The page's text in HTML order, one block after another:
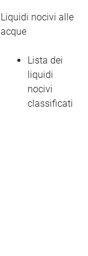
Liquidi nocivi alle
acque
Lista dei
liquidi
nocivi
classificati